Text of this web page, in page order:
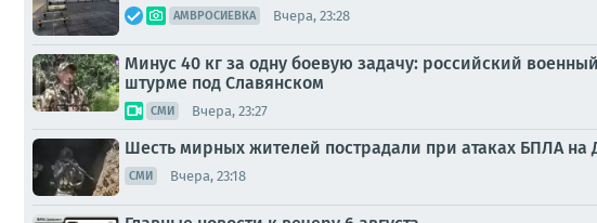
АМВРОСИЕВКА Вчера, 23:28
Минус 40 кг за одну боевую задачу: российский
штурме под Славянском
СМИ Вчера, 23:27
Шесть мирных жителей пострадали при атаках БПЛА на
СМИ Вчера, 23:18